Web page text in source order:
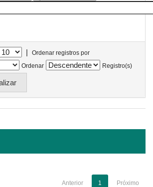
|
Ordenar registros por
Ordenar
Registro(s)
Anterior 1 Próximo